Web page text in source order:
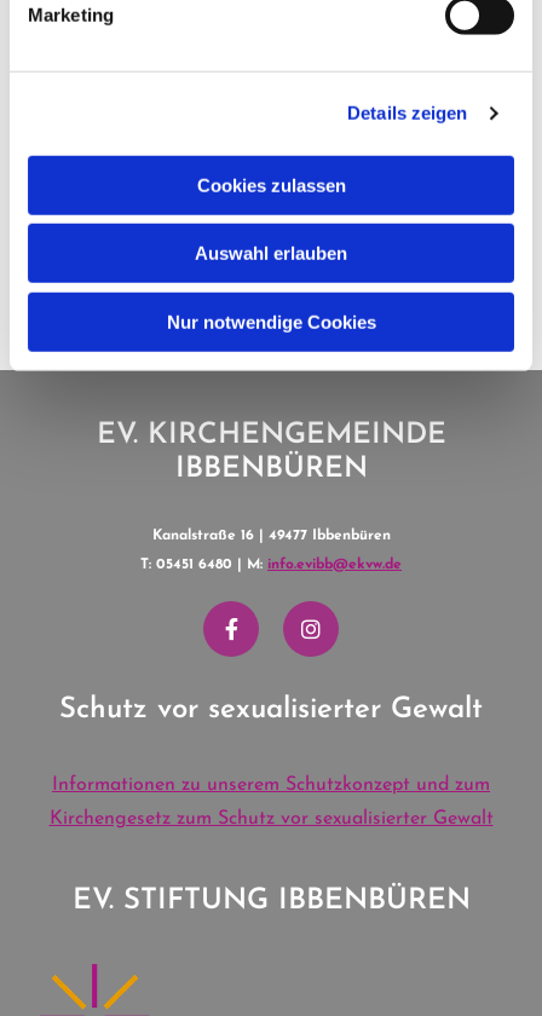
Marketing
Details zeigen
Cookies zulassen
Auswahl erlauben
Nur notwendige Cookies
EV. KIRCHENGEMEINDE
IBBENBÜREN
Kanalstraße 16 | 49477 Ibbenbüren
T: 05451 6480 | M: info.evibb@ekvw.de
Schutz vor sexualisierter Gewalt
Informationen zu unserem Schutzkonzept und zum
Kirchengesetz zum Schutz vor sexualisierter Gewalt
EV. STIFTUNG IBBENBÜREN